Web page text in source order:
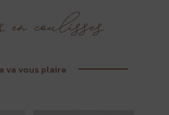
va vous plaire